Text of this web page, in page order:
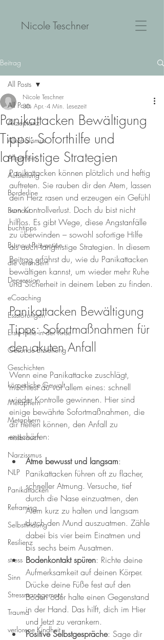
Nicole Teschner
Beitrag
All Posts
Akzeptanz
Alkoholismus
Allgemein
Aufstellung
Borderline
Burnout
buchtipps
Burnout-Prävention
die verändern
Depression
eCoaching
Essstörungen
Erste Hilfe in der Krise
Gesunde Erziehung
Geschichten
körperliche Gewalt
Metaphern
Metaphern
missbrauch
Narzissmus
NLP
Panikattacken
Reframing
Selbstfindung
Resilienz
stress
Sinn
Stressmanagement
Trauma
verlorene Kindheit
All Posts
Panikattacken Bewältigung
Tipps: Soforthilfe und
langfristige Strategien
Nicole Teschner
30. Apr. 4 Min. Lesezeit
Panikattacken können plötzlich und heftig
auftreten. Sie rauben dir den Atem, lassen
dein Herz rasen und erzeugen ein Gefühl
von Kontrollverlust. Doch du bist nicht
hilflos. Es gibt Wege, diese Angstanfälle
zu überwinden – sowohl sofortige Hilfe
als auch langfristige Strategien. In diesem
Beitrag erfährst du, wie du Panikattacken
bewältigen kannst, um wieder mehr Ruhe
und Sicherheit in deinem Leben zu finden.
Panikattacken Bewältigung
Tipps: Sofortmaßnahmen für
den akuten Anfall
Wenn eine Panikattacke zuschlägt,
möchtest du vor allem eines: schnell
wieder Kontrolle gewinnen. Hier sind
einige bewährte Sofortmaßnahmen, die
dir helfen können, den Anfall zu
entschärfen:
Atme bewusst und langsam:
Panikattacken führen oft zu flacher,
schneller Atmung. Versuche, tief
durch die Nase einzuatmen, den
Atem kurz zu halten und langsam
durch den Mund auszuatmen. Zähle
dabei bis vier beim Einatmen und
bis sechs beim Ausatmen.
Bodenkontakt spüren: Richte deine
Aufmerksamkeit auf deinen Körper.
Drücke deine Füße fest auf den
Boden oder halte einen Gegenstand
in der Hand. Das hilft, dich im Hier
und Jetzt zu verankern.
Positive Selbstgespräche: Sage dir